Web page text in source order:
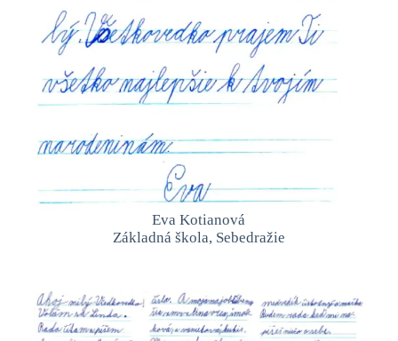
Eva Kotianová
Základná škola, Sebedražie